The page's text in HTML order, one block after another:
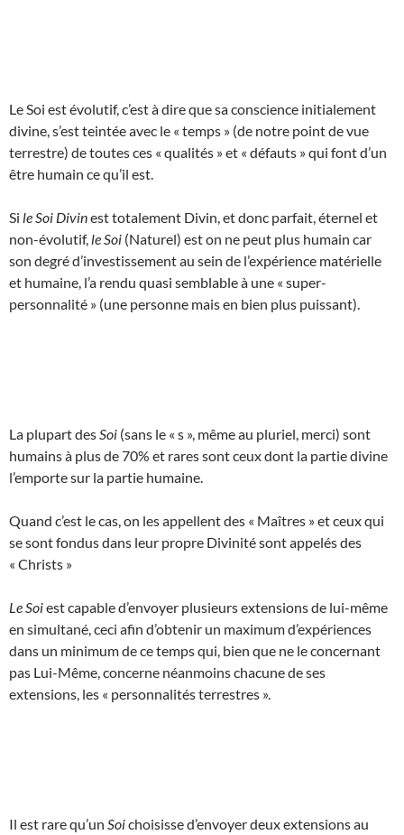
Le Soi est évolutif, c’est à dire que sa conscience initialement
divine, s’est teintée avec le « temps » (de notre point de vue
terrestre) de toutes ces « qualités » et « défauts » qui font d’un
être humain ce qu’il est.
Si le Soi Divinest totalement Divin, et donc parfait, éternel et
non-évolutif, le Soi (Naturel) est on ne peut plus humain car
son degré d’investissement au sein de l’expérience matérielle
et humaine, l’a rendu quasi semblable à une « super-
personnalité » (une personne mais en bien plus puissant).
La plupart des Soi (sans le « s », même au pluriel, merci) sont
humains à plus de 70% et rares sont ceux dont la partie divine
l’emporte sur la partie humaine.
Quand c’est le cas, on les appellent des « Maîtres » et ceux qui
se sont fondus dans leur propre Divinité sont appelés des
« Christs »
Le Soiest capable d’envoyer plusieurs extensions de lui-même
en simultané, ceci afin d’obtenir un maximum d’expériences
dans un minimum de ce temps qui, bien que ne le concernant
pas Lui-Même, concerne néanmoins chacune de ses
extensions, les « personnalités terrestres ».
Il est rare qu’un Soichoisisse d’envoyer deux extensions au